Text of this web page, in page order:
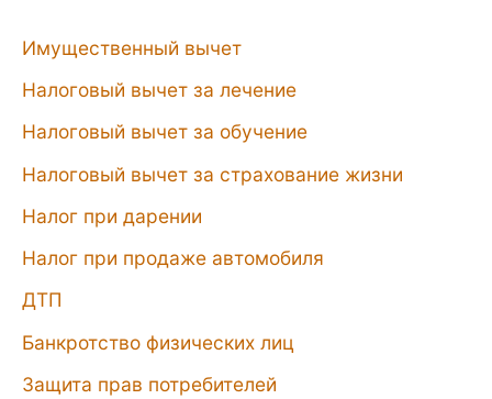
Имущественный вычет
Налоговый вычет за лечение
Налоговый вычет за обучение
Налоговый вычет за страхование жизни
Налог при дарении
Налог при продаже автомобиля
ДТП
Банкротство физических лиц
Защита прав потребителей